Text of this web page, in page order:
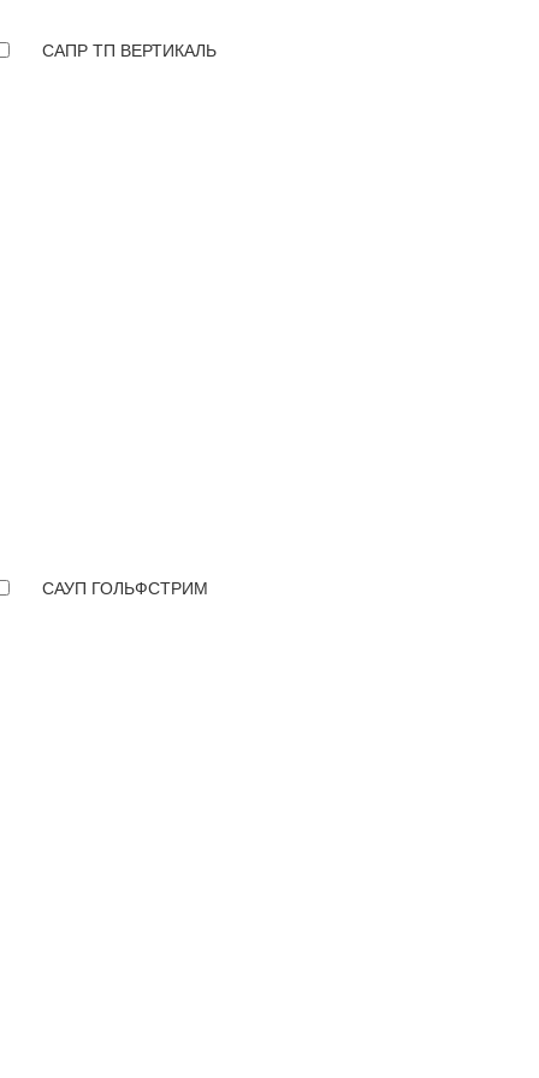
САПР ТП ВЕРТИКАЛЬ
САУП ГОЛЬФСТРИМ